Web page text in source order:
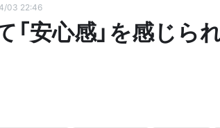
03 22:46
「安心感」を感じら